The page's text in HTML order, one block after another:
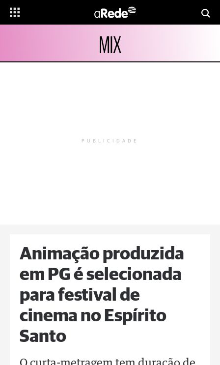
MIX
PUBLICIDADE
Animação produzida
em PG é selecionada
para festival de
cinema no Espírito
Santo